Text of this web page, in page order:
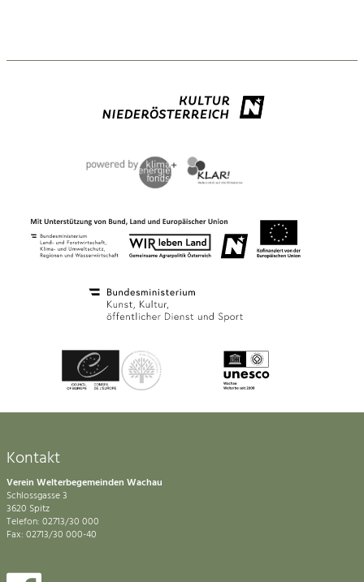
Kontakt
Verein Welterbegemeinden Wachau
Schlossgasse 3
3620 Spitz
Telefon: 02713/30 000
Fax: 02713/30 000-40